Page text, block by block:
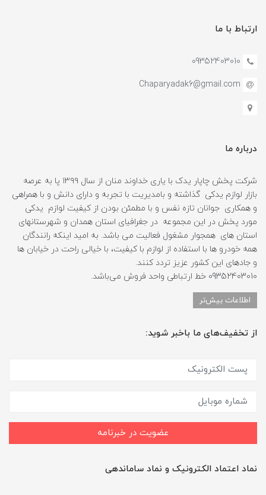
ارتباط با ما
09352403010
Chaparyadak6@gmail.com
درباره ما
شرکت پخش چاپار یدک با یاری خداوند منان از سال ۱۳۹۹ پا به عرصه
بازار لوازم یدکی گذاشته و بامدیریت با تجربه و دارای دانش و با همراهی
و همکاری جوانان تازه نفس و با مطمئن بودن از کیفیت لوازم یدکی
مورد پخش در این مجموعه در جغرافیای استان همدان و شهرستانهای
استان های همجوار مشغول فعالیت می باشد. به امید اینکه رانندگان
همه خودرو ها با استفاده از لوازم با کیفیت، با خیالی راحت در خیابان ها
و جادهای این کشور عزیز تردد کنند.
09352403010 خط ارتباطی واحد فروش می‌باشد.
اطلاعات بیش‌تر
از تخفیف‌های ما باخبر شوید:
عضویت در خبرنامه
نماد اعتماد الکترونیک و نماد ساماندهی